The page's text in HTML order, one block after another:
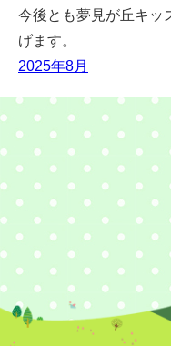
今後とも夢見が丘キッ
げます。
2025年8月